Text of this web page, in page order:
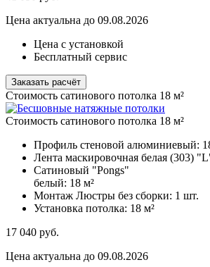
Цена актуальна до 09.08.2026
Цена с установкой
Бесплатный сервис
Заказать расчёт
Стоимость сатинового потолка 18 м²
Стоимость сатинового потолка 18 м²
Профиль стеновой алюминиевый:
Лента маскировочная белая (303)
Сатиновый "Pongs"
белый: 18 м²
Монтаж Люстры без сборки: 1 шт.
Установка потолка: 18 м²
17 040 руб.
Цена актуальна до 09.08.2026